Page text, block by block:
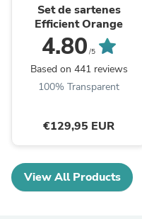
Set de sartenes
Efficient Orange
4.80 /5
Based on 441 reviews
100% Transparent
€129,95 EUR
View All Products